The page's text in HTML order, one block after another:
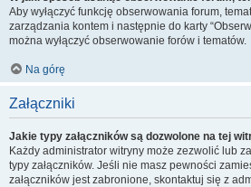
Aby wyłączyć funkcję obserwowania forum,
zarządzania kontem i następnie do karty
można wyłączyć obserwowanie forów i tematów.
Na górę
Załączniki
Jakie typy załączników są dozwolone na tej
Każdy administrator witryny może zezwolić lub
typy załączników. Jeśli nie masz pewności
załączników jest zabronione, skontaktuj się z